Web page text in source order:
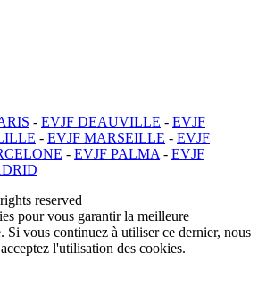
- EVJF DEAUVILLE - EVJF
- EVJF MARSEILLE - EVJF
- EVJF PALMA - EVJF
reserved
pour vous garantir la meilleure
Si vous continuez à utiliser ce dernier, nous
l'utilisation des cookies.